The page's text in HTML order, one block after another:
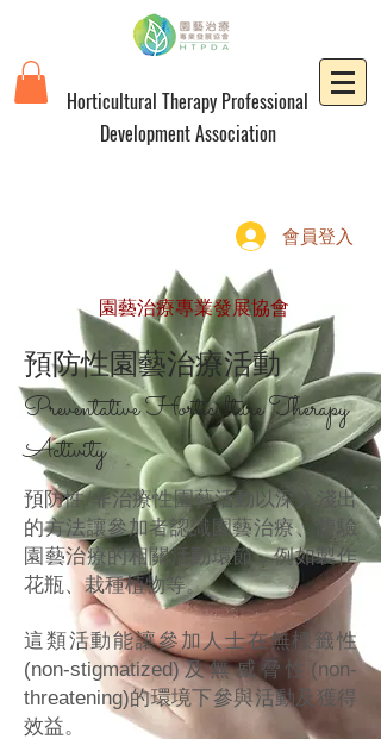
Horticultural Therapy Professional
Development Association
會員登入
園藝治療專業發展協會
預防性園藝治療活動
Preventative Horticulture Therapy
Activity
預防性/非治療性園藝活動以深入淺出
的方法讓參加者認識園藝治療、體驗
園藝治療的相關活動環節，例如製作
花瓶、栽種植物等。
這類活動能讓參加人士在無標籤性
(non-stigmatized)及無威脅性(non-
threatening)的環境下參與活動及獲得
效益。